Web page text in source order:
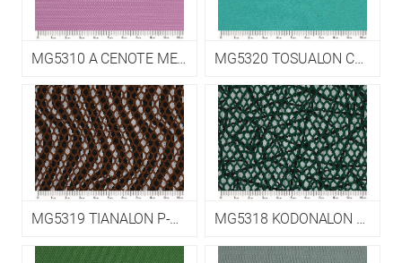
MG5310 A CENOTE MESH P EPM5 MG5320 TOSUALON CDP EPM3
MG5319 TIANALON P-CDP EPM3 MG5318 KODONALON P-CDP EPM3